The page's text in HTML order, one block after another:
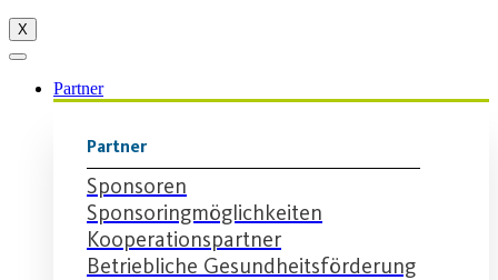
X
Partner
Partner
Sponsoren
Sponsoringmöglichkeiten
Kooperationspartner
Betriebliche Gesundheitsförderung